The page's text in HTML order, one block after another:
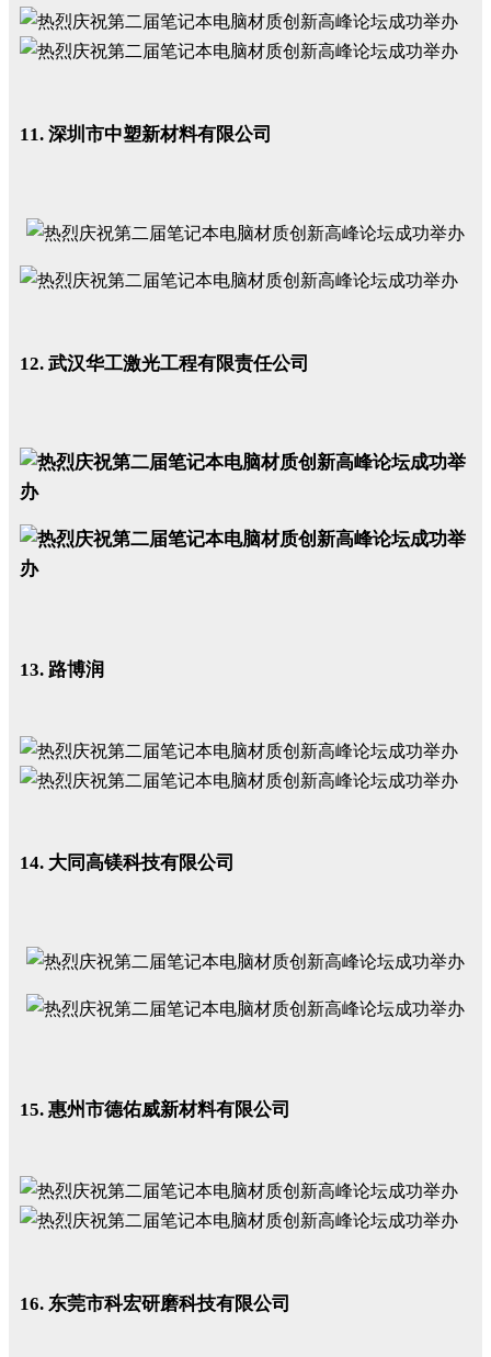
11. 深圳市中塑新材料有限公司
12. 武汉华工激光工程有限责任公司
13. 路博润
14. 大同高镁科技有限公司
15. 惠州市德佑威新材料有限公司
16. 东莞市科宏研磨科技有限公司